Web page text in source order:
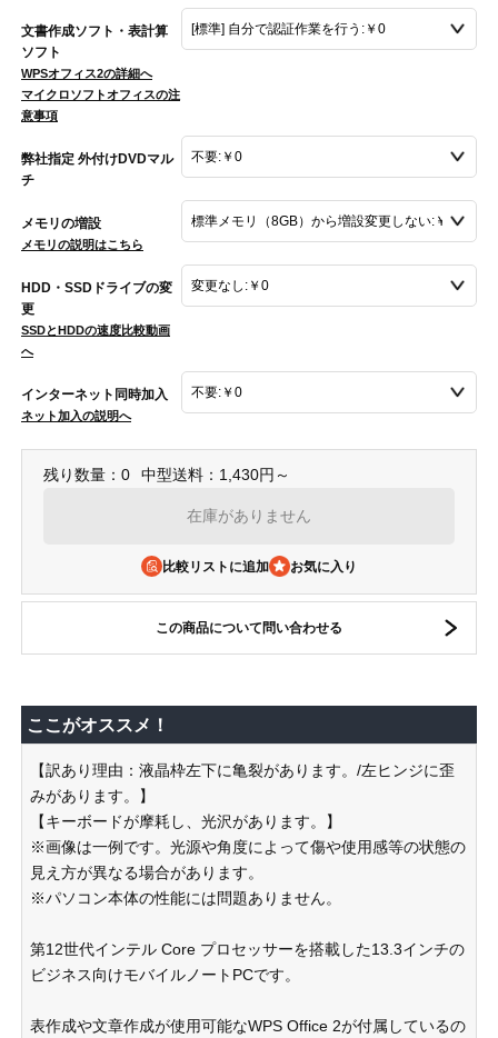
文書作成ソフト・表計算
ソフト
WPSオフィス2の詳細へ
マイクロソフトオフィスの注
意事項
弊社指定 外付けDVDマル
チ
メモリの増設
メモリの説明はこちら
HDD・SSDドライブの変
更
SSDとHDDの速度比較動画
へ
インターネット同時加入
ネット加入の説明へ
残り数量：0 中型送料：1,430円～
在庫がありません
比較リストに追加
この商品について問い合わせる
ここがオススメ！
【訳あり理由：液晶枠左下に亀裂があります。/左ヒンジに歪
みがあります。】
【キーボードが摩耗し、光沢があります。】
※画像は一例です。光源や角度によって傷や使用感等の状態の
見え方が異なる場合があります。
※パソコン本体の性能には問題ありません。
第12世代インテル Core プロセッサーを搭載した13.3インチの
ビジネス向けモバイルノートPCです。
表作成や文章作成が使用可能なWPS Office 2が付属しているの